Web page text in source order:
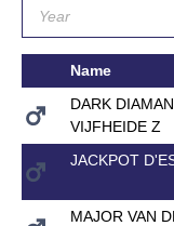
Name
DARK
VIJFHEIDE Z
JACKPOT
MAJOR VAN